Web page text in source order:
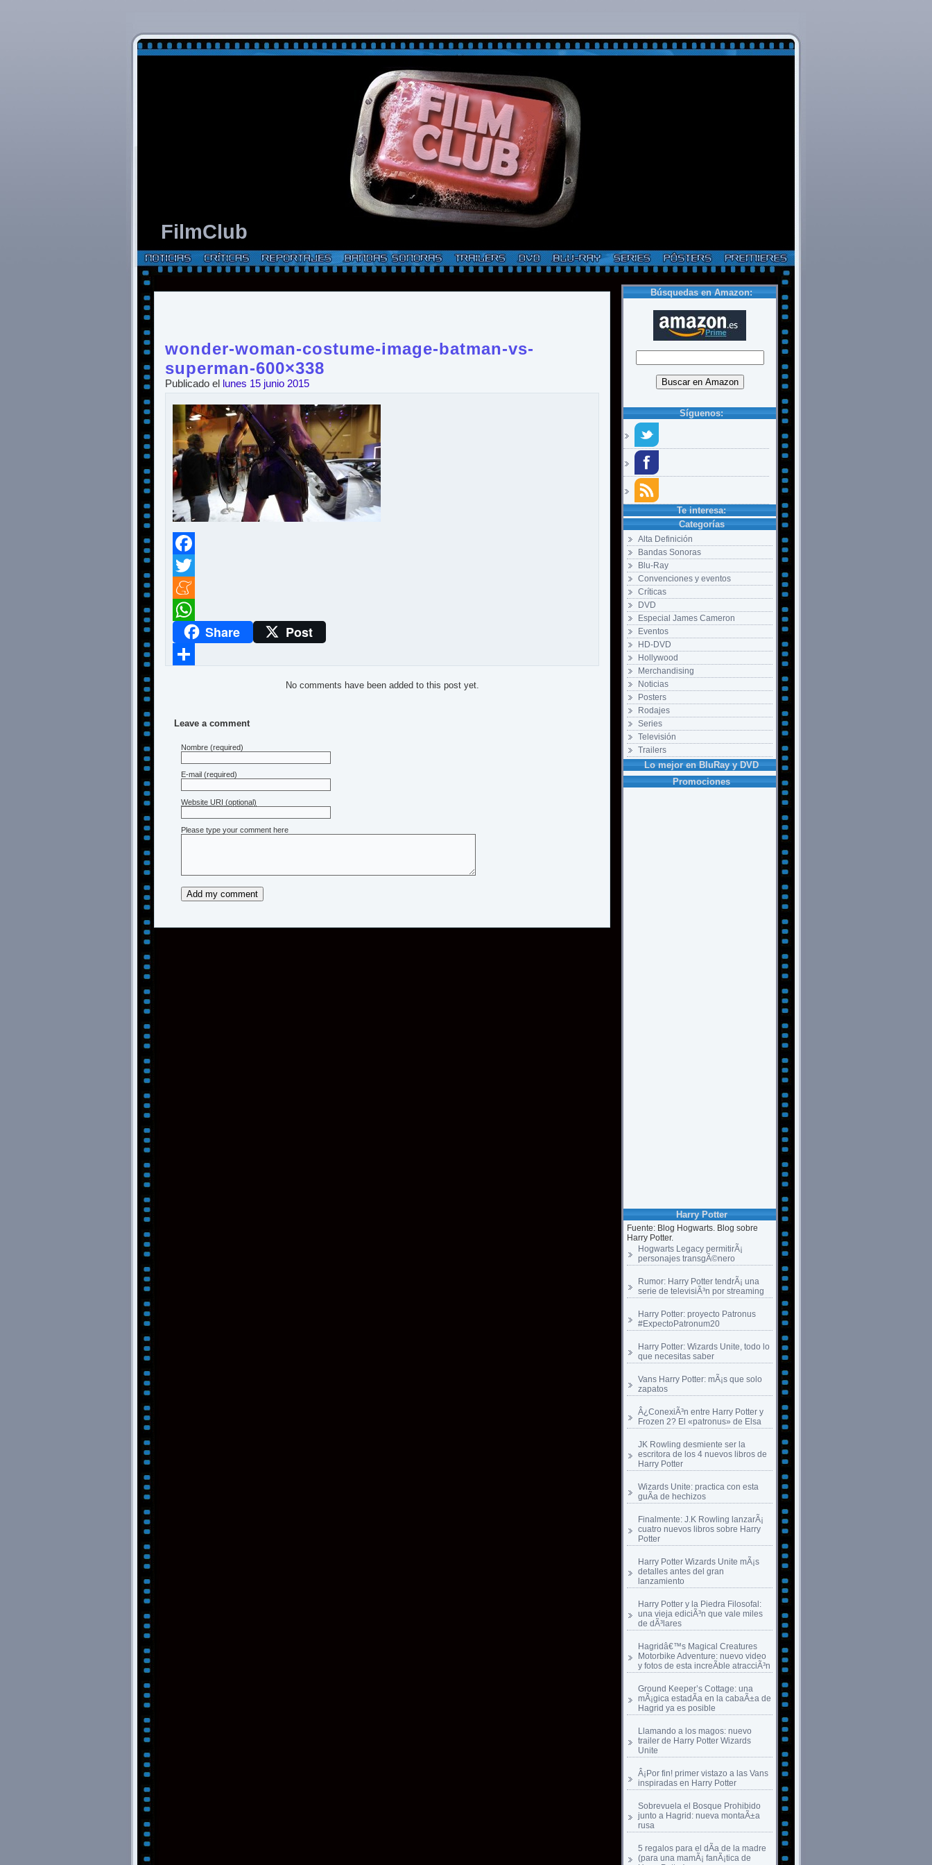
FilmClub
Búsquedas en Amazon:
Síguenos:
Te interesa:
Categorías
Alta Definición
Bandas Sonoras
Blu-Ray
Convenciones y eventos
Críticas
DVD
Especial James Cameron
Eventos
HD-DVD
Hollywood
Merchandising
Noticias
Posters
Rodajes
Series
Televisión
Trailers
Lo mejor en BluRay y DVD
Promociones
Harry Potter
Fuente: Blog Hogwarts. Blog sobre
Harry Potter.
Hogwarts Legacy permitirÃ¡
personajes transgÃ©nero
Rumor: Harry Potter tendrÃ¡ una
serie de televisiÃ³n por streaming
Harry Potter: proyecto Patronus
#ExpectoPatronum20
Harry Potter: Wizards Unite, todo lo
que necesitas saber
Vans Harry Potter: mÃ¡s que solo
zapatos
Â¿ConexiÃ³n entre Harry Potter y
Frozen 2? El «patronus» de Elsa
JK Rowling desmiente ser la
escritora de los 4 nuevos libros de
Harry Potter
Wizards Unite: practica con esta
guÃ­a de hechizos
Finalmente: J.K Rowling lanzarÃ¡
cuatro nuevos libros sobre Harry
Potter
Harry Potter Wizards Unite mÃ¡s
detalles antes del gran
lanzamiento
Harry Potter y la Piedra Filosofal:
una vieja ediciÃ³n que vale miles
de dÃ³lares
Hagridâ€™s Magical Creatures
Motorbike Adventure: nuevo video
y fotos de esta increÃ­ble atracciÃ³n
Ground Keeper’s Cottage: una
mÃ¡gica estadÃ­a en la cabaÃ±a de
Hagrid ya es posible
Llamando a los magos: nuevo
trailer de Harry Potter Wizards
Unite
Â¡Por fin! primer vistazo a las Vans
inspiradas en Harry Potter
Sobrevuela el Bosque Prohibido
junto a Hagrid: nueva montaÃ±a
rusa
5 regalos para el dÃ­a de la madre
(para una mamÃ¡ fanÃ¡tica de
wonder-woman-costume-image-batman-vs-
superman-600×338
Publicado el lunes 15 junio 2015
Facebook
Twitter
Meneame
WhatsAppShare Post
No comments have been added to this post yet.
Leave a comment
Nombre (required)
E-mail (required)
Website URI (optional)
Please type your comment here